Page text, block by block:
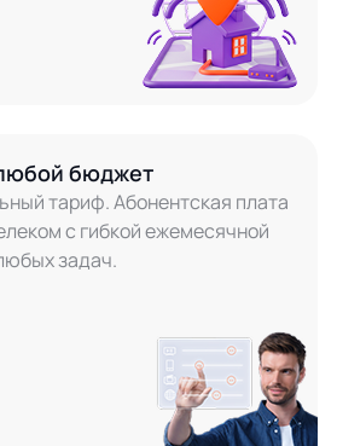
бюджет
тариф. Абонентская плата
с гибкой ежемесячной
задач.